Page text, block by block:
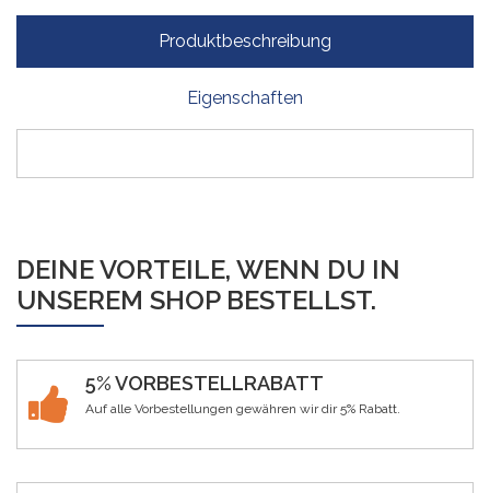
Produktbeschreibung
Eigenschaften
DEINE VORTEILE, WENN DU IN
UNSEREM SHOP BESTELLST.
5% VORBESTELLRABATT
Auf alle Vorbestellungen gewähren wir dir 5% Rabatt.